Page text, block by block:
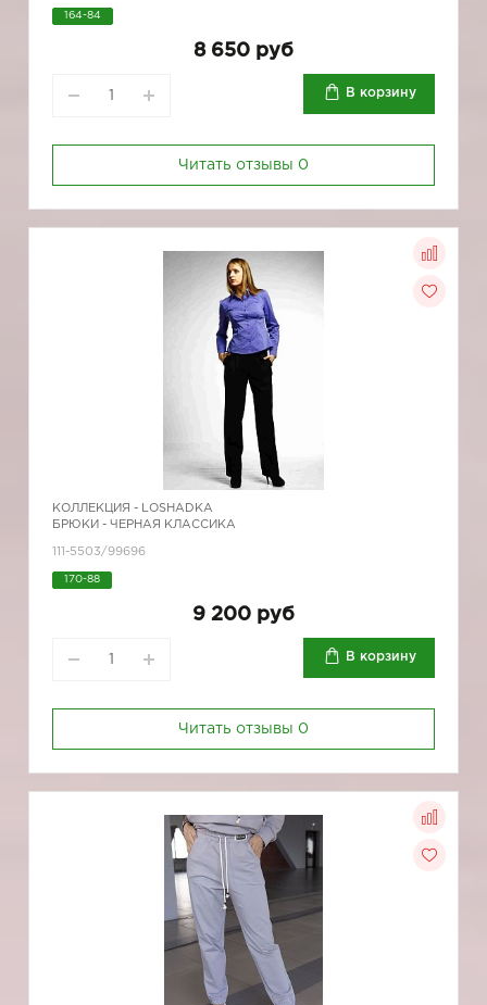
164-84
8 650 руб
В корзину
Читать отзывы 0
КОЛЛЕКЦИЯ - LOSHADKA
БРЮКИ - ЧЕРНАЯ КЛАССИКА
111-5503/99696
170-88
9 200 руб
В корзину
Читать отзывы 0